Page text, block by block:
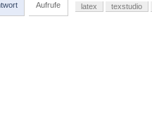
Aufrufe latex texstudio